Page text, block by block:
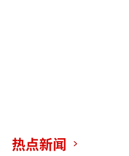
热点新闻